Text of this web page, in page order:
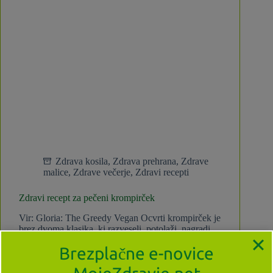
Zdrava kosila, Zdrava prehrana, Zdrave
malice, Zdrave večerje, Zdravi recepti
Zdravi recept za pečeni krompirček
Vir: Gloria: The Greedy Vegan Ocvrti krompirček je
brez dvoma klasika, ki razveseli, potolaži, nagradi,
slastnega okusa, hrustljavosti in dejstva, da se ga
skoraj po pravilu je z rokami. Naslednji recept je
Brezplačne e-novice